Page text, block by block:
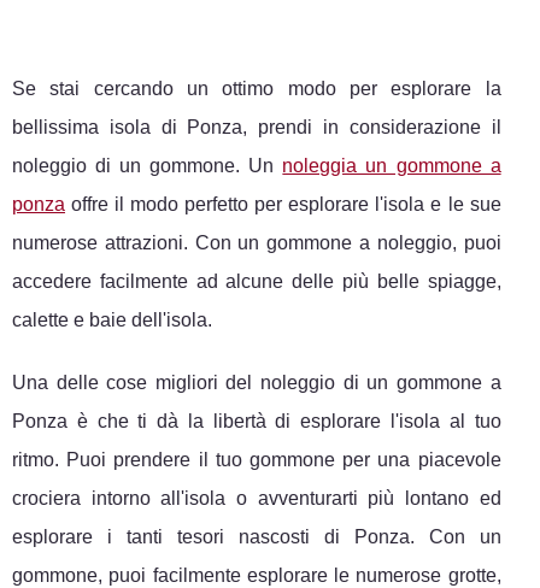
Se stai cercando un ottimo modo per esplorare la
bellissima isola di Ponza, prendi in considerazione il
noleggio di un gommone. Un noleggia un gommone a
ponza offre il modo perfetto per esplorare l'isola e le sue
numerose attrazioni. Con un gommone a noleggio, puoi
accedere facilmente ad alcune delle più belle spiagge,
calette e baie dell'isola.
Una delle cose migliori del noleggio di un gommone a
Ponza è che ti dà la libertà di esplorare l'isola al tuo
ritmo. Puoi prendere il tuo gommone per una piacevole
crociera intorno all'isola o avventurarti più lontano ed
esplorare i tanti tesori nascosti di Ponza. Con un
gommone, puoi facilmente esplorare le numerose grotte,